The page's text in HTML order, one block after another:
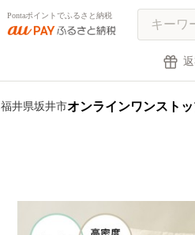
Pontaポイントでふるさと納税
福井県坂井市オンラインワンスト